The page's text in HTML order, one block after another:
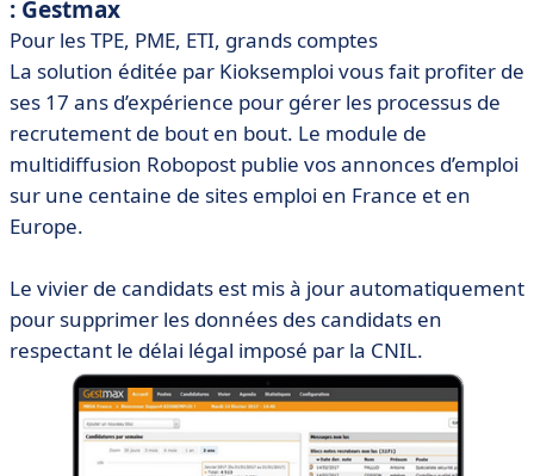
: Gestmax
Pour les TPE, PME, ETI, grands comptes
La solution éditée par Kioksemploi vous fait profiter de
ses 17 ans d’expérience pour gérer les processus de
recrutement de bout en bout. Le module de
multidiffusion Robopost publie vos annonces d’emploi
sur une centaine de sites emploi en France et en
Europe.
Le vivier de candidats est mis à jour automatiquement
pour supprimer les données des candidats en
respectant le délai légal imposé par la CNIL.